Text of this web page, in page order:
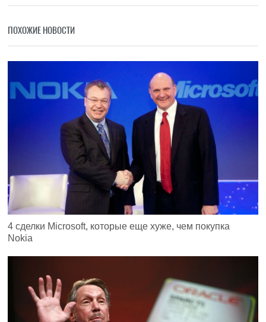
ПОХОЖИЕ НОВОСТИ
4 сделки Microsoft, которые еще хуже, чем покупка
Nokia